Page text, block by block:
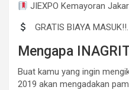
JIEXPO Kemayoran
GRATIS BIAYA MASUK!!.
Mengapa
Buat kamu yang ingin
2019 akan mengadakan